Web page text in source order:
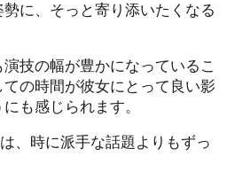
に、そっと寄り添いたくなる
技の幅が豊かになっているこ
の時間が彼女にとって良い影
も感じられます。
、時に派手な話題よりもずっ